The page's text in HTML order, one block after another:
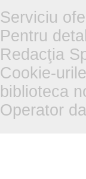
Serviciu
Pentru
Redacţia
Cookie-
biblioteca
Operator